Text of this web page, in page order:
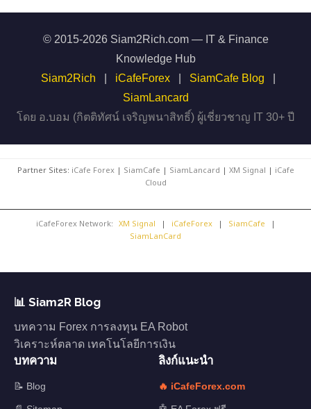
© 2015-2026 Siam2Rich.com — IT & Finance
Knowledge Hub
Siam2Rich
iCafeForex SiamCafe Blog
SiamLancard
โดย อ.บอม (กิตติทัศน์ เจริญพนาสิทธิ์) ผู้เชี่ยวชาญ IT 30+ ปี
Partner Sites: iCafe Forex| SiamCafe | SiamLancard | XM Signal | iCafe
Cloud
iCafeForex Network: XM Signal | iCafeForex | SiamCafe
|
SiamLanCard
📊 Siam2R Blog
บทความ Forex การลงทุน EA Robot
วิเคราะห์ตลาด เทคโนโลยีการเงิน
บทความ
📝 Blog
ลิงก์แนะนำ
🔥 iCafeForex.com